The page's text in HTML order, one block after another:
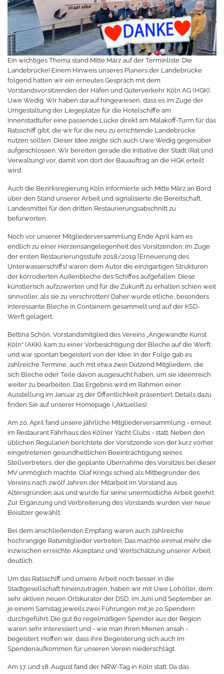
Ein wichtiges Thema stand Mitte März auf der Terminliste: Die
Landebrücke! Einem Hinweis unseres Planers der Landebrücke
folgend hatten wir ein erneutes Gespräch mit dem
Vorstandsvorsitzenden der Häfen und Güterverkehr Köln AG (HGK),
Uwe Wedig. Wir haben darauf hingewiesen, dass es im Zuge der
Umgestaltung der Liegeplätze für die Hotelschiffe am
Innenstadtufer eine passende Lücke direkt am Malakoff-Turm für das
Ratsschiff gibt, die wir für die neu zu errichtende Landebrücke
nutzen sollten. Dieser Idee zeigte sich auch Uwe Wedig gegenüber
aufgeschlossen. Wir bereiten gerade die Initiative der Stadt (Rat und
Verwaltung) vor, damit von dort der Bauauftrag an die HGK erteilt
wird.
Auch die Bezirksregierung Köln informierte sich Mitte März an Bord
über den Stand unserer Arbeit und signalisierte die Bereitschaft,
Landesmittel für den dritten Restaurierungsabschnitt zu
befürworten.
Noch vor unserer Mitgliederversammlung Ende April kam es
endlich zu einer Herzensangelegenheit des Vorsitzenden: Im Zuge
der ersten Restaurierungsstufe 2018/2019 (Erneuerung des
Unterwasserschiffs) waren dem Autor die einzigartigen Strukturen
der korrodierten Außenbleche des Schiffes aufgefallen. Diese
künstlerisch aufzuwerten und für die Zukunft zu erhalten schien weit
sinnvoller, als sie zu verschrotten! Daher wurde etliche, besonders
interessante Bleche in Containern gesammelt und auf der KSD-
Werft gelagert.
Bettina Schön, Vorstandsmitglied des Vereins „Angewandte Kunst
Köln“ (AKK), kam zu einer Vorbesichtigung der Bleche auf die Werft
und war spontan begeistert von der Idee. In der Folge gab es
zahlreiche Termine, auch mit etwa zwei Dutzend Mitgliedern, die
sich Bleche oder Teile davon ausgesucht haben, um sie ideenreich
weiter zu bearbeiten. Das Ergebnis wird im Rahmen einer
Ausstellung im Januar 25 der Öffentlichkeit präsentiert. Details dazu
finden Sie auf unserer Homepage („Aktuelles).
Am 20. April fand unsere jährliche Mitgliederversammlung - erneut
im Restaurant Fährhaus des Kölner Yacht Clubs - statt. Neben den
üblichen Regularien berichtete der Vorsitzende von der kurz vorher
eingetretenen gesundheitlichen Beeinträchtigung seines
Stellvertreters, der die geplante Übernahme des Vorsitzes bei dieser
MV unmöglich machte. Olaf Krings schied als Mitbegründer des
Vereins nach zwölf Jahren der Mitarbeit im Vorstand aus
Altersgründen aus und wurde für seine unermüdliche Arbeit geehrt.
Zur Ergänzung und Verbreiterung des Vorstands wurden vier neue
Beisitzer gewählt.
Bei dem anschließenden Empfang waren auch zahlreiche
hochrangige Ratsmitglieder vertreten. Das machte einmal mehr die
inzwischen erreichte Akzeptanz und Wertschätzung unserer Arbeit
deutlich.
Um das Ratsschiff und unsere Arbeit noch besser in die
Stadtgesellschaft hineinzutragen, haben wir mit Uwe Lohölter, dem
sehr aktiven neuen Ortskurator der DSD, im Juni und September an
je einem Samstag jeweils zwei Führungen mit je 20 Spendern
durchgeführt. Die gut 80 regelmäßigen Spender aus der Region
waren sehr interessiert und - wie man ihren Mienen ansah -
begeistert. Hoffen wir, dass ihre Begeisterung sich auch im
Spendenaufkommen für unseren Verein niederschlägt.
Am 17. und 18. August fand der NRW-Tag in Köln statt. Da das